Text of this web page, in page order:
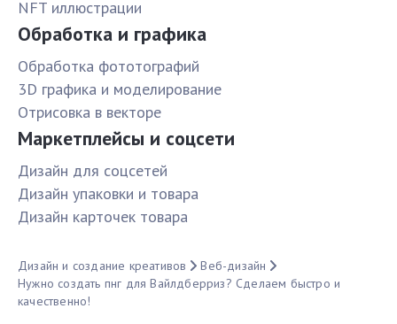
NFT иллюстрации
Обработка и графика
Обработка фототографий
3D графика и моделирование
Отрисовка в векторе
Маркетплейсы и соцсети
Дизайн для соцсетей
Дизайн упаковки и товара
Дизайн карточек товара
Дизайн и создание креативов
Веб-дизайн
Нужно создать пнг для Вайлдберриз? Сделаем быстро и
качественно!